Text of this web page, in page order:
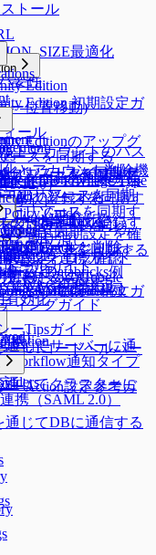
9.12.0）
9.10.0バージョン）
9.8.10バージョン >
9.9.4バージョン >
トール
最適化
要件
Edition
Edition 初期設定ガ
Editionのアップグ
Editionの削除方法
クエストタイプ別テ
ール
トアカウントのパス
とアカウント削除機
携
設定
化
ニング連携ガイド
携
するためのGoogle
携
Workflow通知タイプ
携（SAML 2.0）
ー位置移動)
ースを同期する
リソースを同期する
DBリソースを同期
ラウド同期設定を確
イド
ガイド
OAuth認証設定
ガイド
設定とログ確認
- Databricks例
- Databricks例
DB Privilege Type
ーリソースを同期す
ーリソースを同期す
ーリソースを同期する
手動で登録する
ープで管理する
RDP
ンストールと削除
作成
と取り消し
消し
付与
ポリシー設定
有効化
リソースを同期す
スターを手動で登録す
ルの付与と取り消し
設定
ー設定
ーYAML Code構文ガ
ーTipsガイド
ーUIコードヘルパー
ーAction設定参考ガ
り消し
Guide
取得Guide
トールガイド
でWAC初期設定
ィングガイド
通じてサーバーに通
通じてクラスターに
通じてDBに通信する